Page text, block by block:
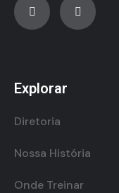
Explorar
Diretoria
Nossa História
Onde Treinar